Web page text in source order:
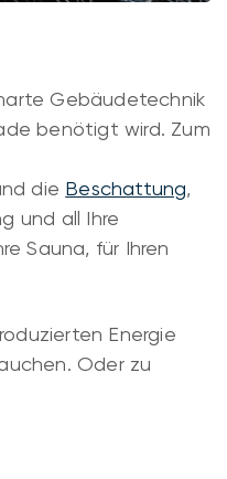
Gebäudetechnik
benötigt wird. Zum
die Beschattung,
und all Ihre
Sauna, für Ihren
Energie
Oder zu